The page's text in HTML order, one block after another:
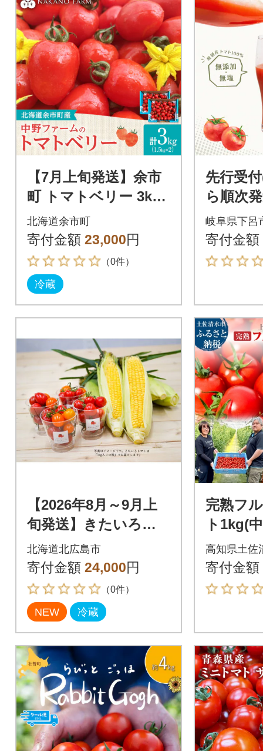
【7月上旬発送】余市
町 トマトベリー 3kg
ハート型フルーツミ
ニトマト_Y026-0015
北海道余市町
寄付金額 23,000円
（0件）
冷蔵
先行受
ら順次
レス】
ス(1L×6
11】
岐阜県下呂
寄付金額
【2026年8月～9月上
旬発送】きたいろト
マト(1.4kg)&朝もぎト
ウキビ(14本)のセット
北海道北広島市
寄付金額 24,000円
（0件）
NEW 冷蔵
完熟フ
ト1kg(
定期便
にお届
高知県土佐
寄付金額